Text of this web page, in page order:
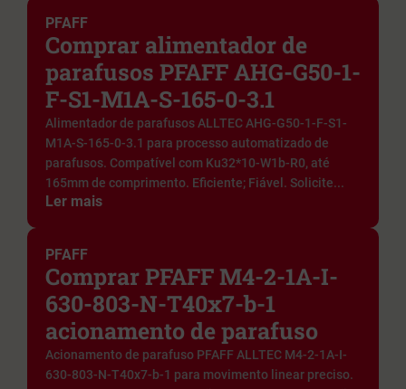
PFAFF
Comprar alimentador de
parafusos PFAFF AHG-G50-1-
F-S1-M1A-S-165-0-3.1
Alimentador de parafusos ALLTEC AHG-G50-1-F-S1-
M1A-S-165-0-3.1 para processo automatizado de
parafusos. Compatível com Ku32*10-W1b-R0, até
165mm de comprimento. Eficiente; Fiável. Solicite...
Ler mais
PFAFF
Comprar PFAFF M4-2-1A-I-
630-803-N-T40x7-b-1
acionamento de parafuso
Acionamento de parafuso PFAFF ALLTEC M4-2-1A-I-
630-803-N-T40x7-b-1 para movimento linear preciso.